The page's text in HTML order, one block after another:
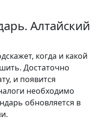
Алтайский
когда и какой
Достаточно
и появится
необходимо
обновляется в